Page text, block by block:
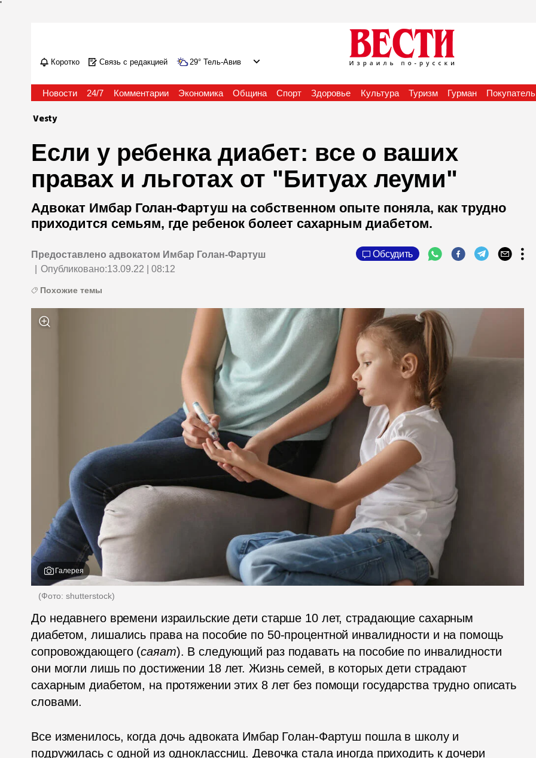
'
Коротко Связь с редакцией 29° Тель-Авив
Новости 24/7 Комментарии Экономика Община Спорт Здоровье Культура Туризм Гурман Покупатель
Vesty
Если у ребенка диабет: все о ваших
правах и льготах от "Битуах леуми"
Адвокат Имбар Голан-Фартуш на собственном опыте поняла, как трудно
приходится семьям, где ребенок болеет сахарным диабетом.
Предоставлено адвокатом Имбар Голан-Фартуш
Опубликовано:13.09.22 | 08:12
Обсудить
Похожие темы
Галерея
(Фото: shutterstock)
До недавнего времени израильские дети старше 10 лет, страдающие сахарным
диабетом, лишались права на пособие по 50-процентной инвалидности и на помощь
сопровождающего (саяат). В следующий раз подавать на пособие по инвалидности
они могли лишь по достижении 18 лет. Жизнь семей, в которых дети страдают
сахарным диабетом, на протяжении этих 8 лет без помощи государства трудно описать
словами.
Все изменилось, когда дочь адвоката Имбар Голан-Фартуш пошла в школу и
подружилась с одной из одноклассниц. Девочка стала иногда приходить к дочери